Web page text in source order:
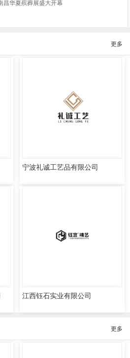
昌华夏殡葬展盛大开幕
更多
宁波礼诚工艺品有限公司
江西钰石实业有限公司
更多